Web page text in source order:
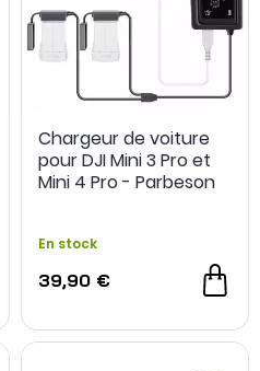
Chargeur de voiture
pour DJI Mini 3 Pro et
Mini 4 Pro - Parbeson
En stock
39,90 €